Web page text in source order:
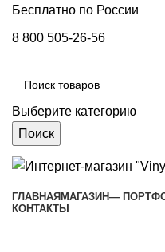
Бесплатно по России
8 800 505-26-56
Выберите категорию
Поиск
ГЛАВНАЯ МАГАЗИН—
КОНТАКТЫ